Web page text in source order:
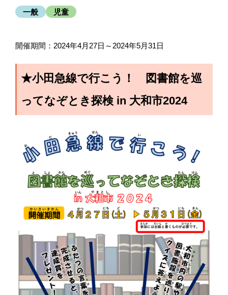
一般
児童
開催期間：2024年4月27日～2024年5月31日
★小田急線で行こう！ 図書館を巡
ってなぞとき探検 in 大和市2024